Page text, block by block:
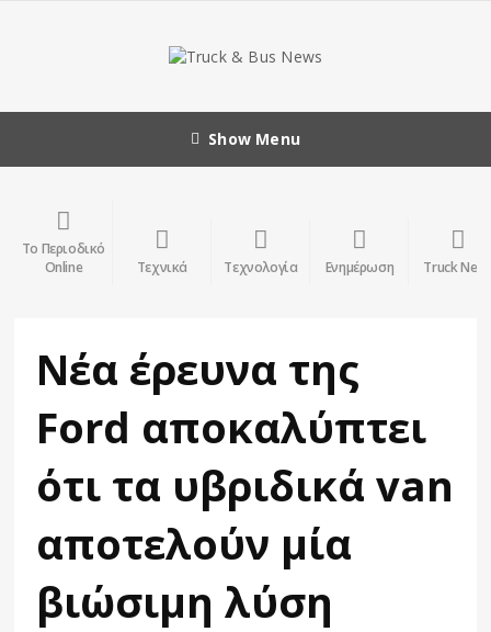
Show Menu
Το Περιοδικό
Online
Τεχνικά Τεχνολογία Ενημέρωση Truck
Νέα έρευνα της
Ford αποκαλύπτει
ότι τα υβριδικά van
αποτελούν μία
βιώσιμη λύση